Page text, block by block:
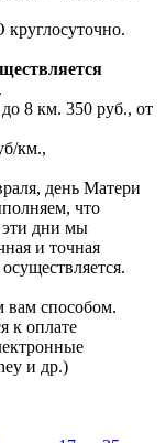
.
8 км. 350 руб., от
км.,
день Матери
что
эти дни мы
и точная
вам способом.
к оплате
и др.)